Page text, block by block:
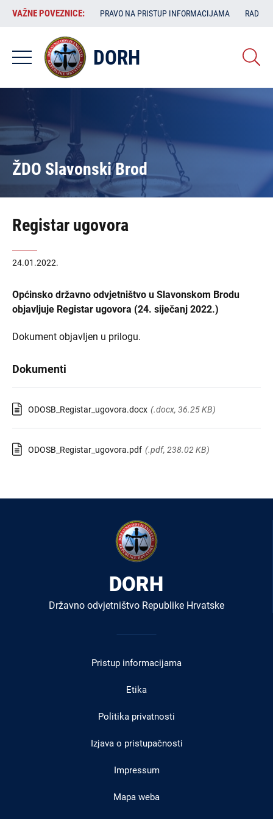
Skoči
sadržaj
VAŽNE
POVEZNICE:
VAŽNE POVEZNICE: PRAVO NA PRISTUP INFORMACIJAMA RAD
DORH
ŽDO Slavonski Brod
Registar ugovora
24.01.2022.
Općinsko državno odvjetništvo u Slavonskom Brodu
objavljuje Registar ugovora (24. siječanj 2022.)
Dokument objavljen u prilogu.
Dokumenti
ODOSB_Registar_ugovora.docx (.docx, 36.25 KB)
ODOSB_Registar_ugovora.pdf (.pdf, 238.02 KB)
DORH
Državno odvjetništvo Republike Hrvatske
Pristup informacijama
Etika
Politika privatnosti
Izjava o pristupačnosti
Impressum
Mapa weba